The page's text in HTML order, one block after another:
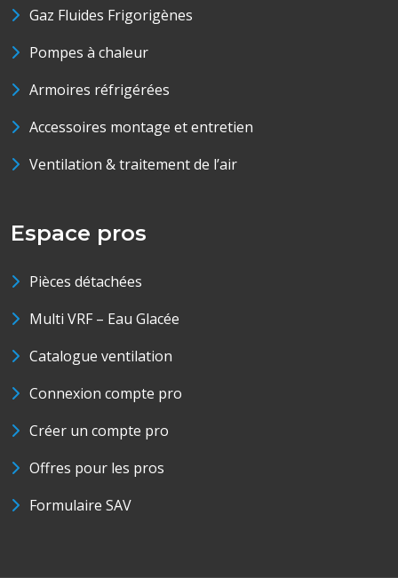
Gaz Fluides Frigorigènes
Pompes à chaleur
Armoires réfrigérées
Accessoires montage et entretien
Ventilation & traitement de l’air
Espace pros
Pièces détachées
Multi VRF – Eau Glacée
Catalogue ventilation
Connexion compte pro
Créer un compte pro
Offres pour les pros
Formulaire SAV